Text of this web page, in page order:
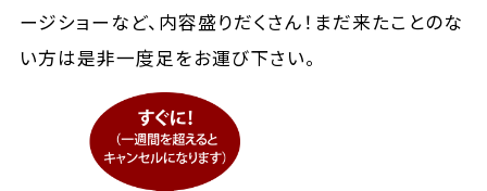
ージショーなど、内容盛りだくさん！まだ来たことのな
い方は是非一度足をお運び下さい。